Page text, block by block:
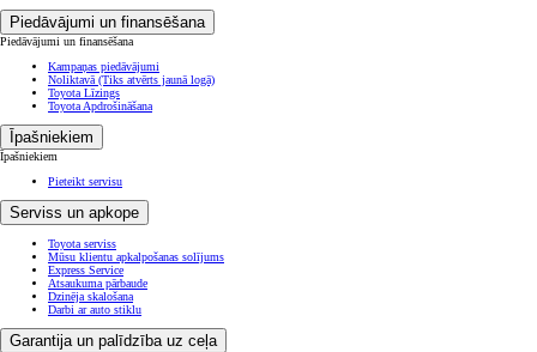
Piedāvājumi un finansēšana
Piedāvājumi un finansēšana
Kampaņas piedāvājumi
Noliktavā(Tiks atvērts jaunā logā)
Toyota Līzings
Toyota Apdrošināšana
Īpašniekiem
Īpašniekiem
Pieteikt servisu
Serviss un apkope
Toyota serviss
Mūsu klientu apkalpošanas solījums
Express Service
Atsaukuma pārbaude
Dzinēja skalošana
Darbi ar auto stiklu
Garantija un palīdzība uz ceļa